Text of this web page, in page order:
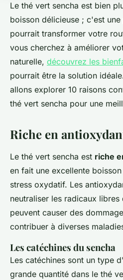
Le thé vert sencha est bien
boisson délicieuse ; c'est
pourrait transformer votre
vous cherchez à améliorer
naturelle, découvrez les
pourrait être la solution
allons explorer 10 raisons
thé vert sencha pour une
Riche en
Le thé vert sencha est riche
en fait une excellente
stress oxydatif. Les
neutraliser les radicaux
peuvent causer des
contribuer à diverses
Les catéchines du sencha
Les catéchines sont un type
grande quantité dans le thé